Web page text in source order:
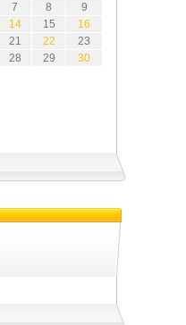
7 8
9
14 15
16
21 22
23
28 29
30